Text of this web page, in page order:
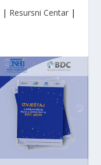
| Resursni Centar |